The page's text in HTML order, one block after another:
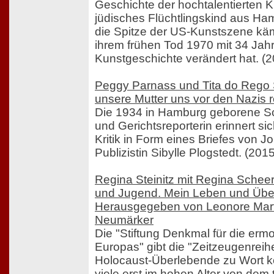
Geschichte der hochtalentierten
jüdisches Flüchtlingskind aus
die Spitze der US-Kunstszene
ihrem frühen Tod 1970 mit 34
Kunstgeschichte verändert hat.
Peggy Parnass und Tita do Rego
unsere Mutter uns vor den Nazis
Die 1934 in Hamburg geborene
und Gerichtsreporterin erinnert
Kritik in Form eines Briefes von
Publizistin Sibylle Plogstedt.
Regina Steinitz mit Regina
und Jugend. Mein Leben und
Herausgegeben von Leonore
Neumärker
Die "Stiftung Denkmal für die
Europas" gibt die
Holocaust-Überlebende zu Wort